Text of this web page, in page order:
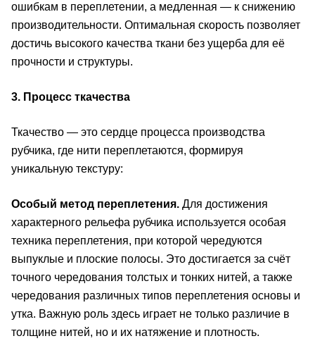
ошибкам в переплетении, а медленная — к снижению
производительности. Оптимальная скорость позволяет
достичь высокого качества ткани без ущерба для её
прочности и структуры.
3. Процесс ткачества
Ткачество — это сердце процесса производства
рубчика, где нити переплетаются, формируя
уникальную текстуру:
Особый метод переплетения. Для достижения
характерного рельефа рубчика используется особая
техника переплетения, при которой чередуются
выпуклые и плоские полосы. Это достигается за счёт
точного чередования толстых и тонких нитей, а также
чередования различных типов переплетения основы и
утка. Важную роль здесь играет не только различие в
толщине нитей, но и их натяжение и плотность.